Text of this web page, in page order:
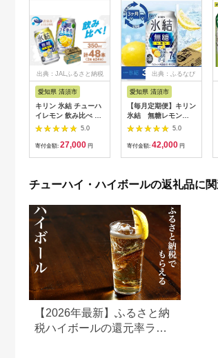
出典：JALふるさと納税
愛知県 清須市
キリン 氷結 チューハ
イレモン 飲み比べ 無
糖レモン4%+ 氷結ゼ
ロ 350ml×48本(各24
本)【1375978】
5.0
寄付金額: 27,000 円
出典：ふるなび
愛知県 清須市
【毎月定期便】キリン
氷結 無糖レモン
Alc.7% 350ml×24
本(1ケース)全3回_
酒・アルコール 定期
5.0
寄付金額: 42,000 円
チューハイ・ハイボールの返礼品に
【2026年最新】ふるさと納
税ハイボールの還元率ラン